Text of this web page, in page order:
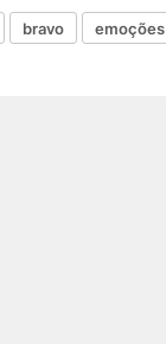
bravo emoções